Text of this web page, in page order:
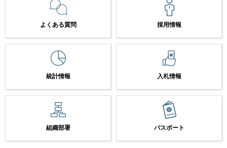
よくある質問 採用情報
統計情報 入札情報
組織部署 パスポート